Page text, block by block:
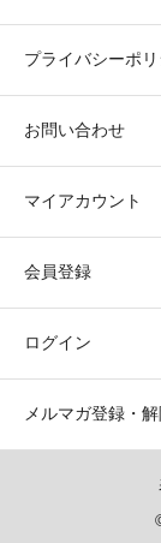
プライバシーポ
お問い合わせ
マイアカウント
会員登録
ログイン
メルマガ登録・